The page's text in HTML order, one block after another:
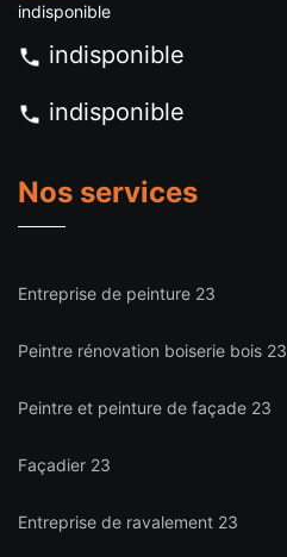
indisponible
indisponible
indisponible
Nos services
Entreprise de peinture 23
Peintre rénovation boiserie bois 23
Peintre et peinture de façade 23
Façadier 23
Entreprise de ravalement 23